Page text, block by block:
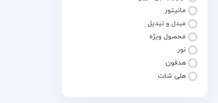
مانیتور
مبدل و تبدیل
محصول ویژه
نور
هدفون
هلی شات